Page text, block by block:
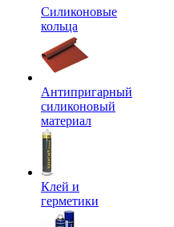
Силиконовые
кольца
Антипригарный
силиконовый
материал
Клей и
герметики